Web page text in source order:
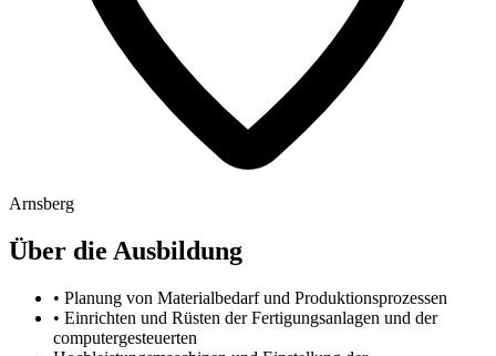
Arnsberg
Über die Ausbildung
• Planung von Materialbedarf und Produktionsprozessen
• Einrichten und Rüsten der Fertigungsanlagen und der
computergesteuerten